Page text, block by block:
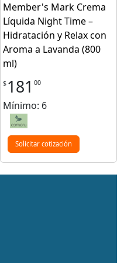
Member's Mark Crema
Líquida Night Time –
Hidratación y Relax con
Aroma a Lavanda (800
ml)
$ 181 00
Mínimo: 6
Solicitar cotización